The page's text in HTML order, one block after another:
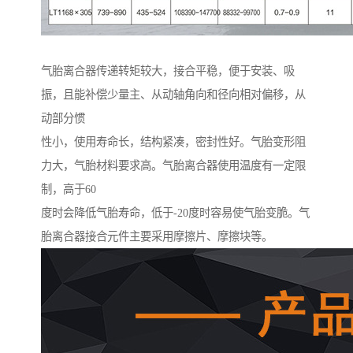
气胎离合器传递转矩较大，接合平稳，便于安装、吸
振，且能补偿少量主、从动轴角向和径向相对偏移，从
动部分惯
性小，使用寿命长，结构紧凑，密封性好。气胎变形阻
力大，气胎材料要求高。气胎离合器使用温度有一定限
制，高于60
度时会降低气胎寿命，低于-20度时容易使气胎变脆。气
胎离合器接合元件主要采用摩擦片、摩擦块等。